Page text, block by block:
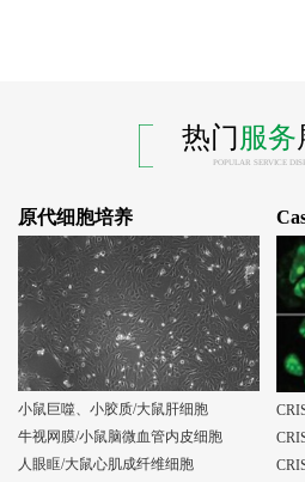
热门服务
POPULAR SERVICE
原代细胞培养
小鼠巨噬、小胶质/大鼠肝细胞
牛视网膜/小鼠脑微血管内皮细胞
人眼眶/大鼠心肌成纤维细胞